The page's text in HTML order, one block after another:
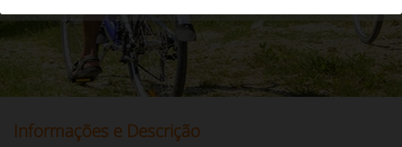
Informações e Descrição